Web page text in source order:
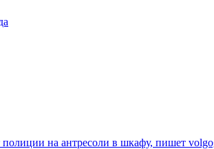
полиции на антресоли в шкафу, пишет